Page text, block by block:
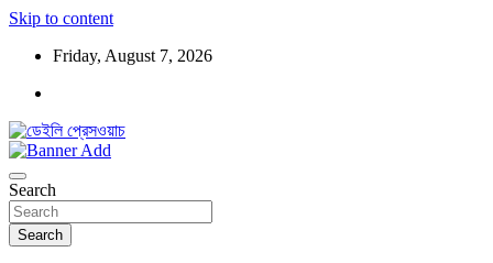
Skip to content
Friday, August 7, 2026
ডেইলি প্রেসওয়াচ
Search
Search